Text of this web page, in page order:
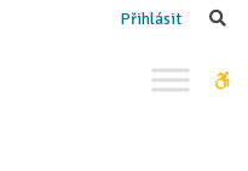
Přihlásit